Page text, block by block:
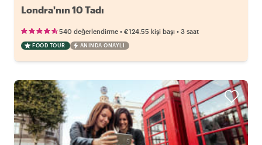
Londra'nın 10 Tadı
540 değerlendirme • €124.55 kişi başı • 3 saat
FOOD TOUR ANINDA ONAYLI